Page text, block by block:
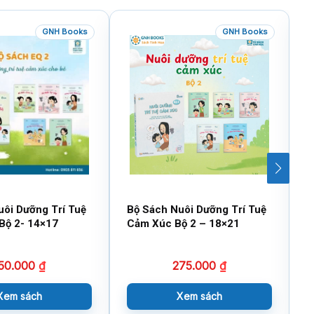
GNH Books
Dưỡng Trí Tuệ
2- 14×17
₫
sách
GNH Books
Bộ Sách Nuôi Dưỡng Trí Tuệ
Cảm Xúc Bộ 2 – 18×21
275.000 ₫
Xem sách